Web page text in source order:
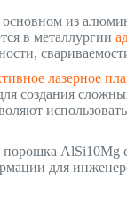
из
в металлургии
лазерное
создания
AlSi10Mg
для